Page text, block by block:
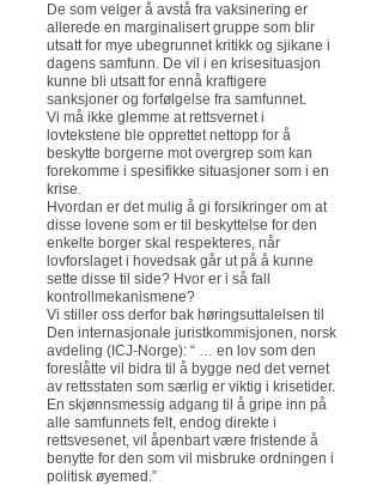
De som velger å avstå fra vaksinering er
allerede en marginalisert gruppe som blir
utsatt for mye ubegrunnet kritikk og sjikane i
dagens samfunn. De vil i en krisesituasjon
kunne bli utsatt for ennå kraftigere
sanksjoner og forfølgelse fra samfunnet.
Vi må ikke glemme at rettsvernet i
lovtekstene ble opprettet nettopp for å
beskytte borgerne mot overgrep som kan
forekomme i spesifikke situasjoner som i en
krise.
Hvordan er det mulig å gi forsikringer om at
disse lovene som er til beskyttelse for den
enkelte borger skal respekteres, når
lovforslaget i hovedsak går ut på å kunne
sette disse til side? Hvor er i så fall
kontrollmekanismene?
Vi stiller oss derfor bak høringsuttalelsen til
Den internasjonale juristkommisjonen, norsk
avdeling (ICJ-Norge): “ … en lov som den
foreslåtte vil bidra til å bygge ned det vernet
av rettsstaten som særlig er viktig i krisetider.
En skjønnsmessig adgang til å gripe inn på
alle samfunnets felt, endog direkte i
rettsvesenet, vil åpenbart være fristende å
benytte for den som vil misbruke ordningen i
politisk øyemed.”